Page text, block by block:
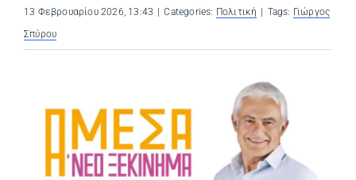
13 Φεβρουαρίου 2026, 13:43 Categories: Πολιτική Tags: Γιώργος
Σπύρου